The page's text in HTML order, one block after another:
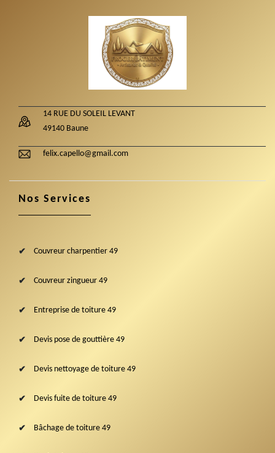
14 RUE DU SOLEIL LEVANT
49140 Baune
felix.capello@gmail.com
Nos Services
Couvreur charpentier 49
Couvreur zingueur 49
Entreprise de toiture 49
Devis pose de gouttière 49
Devis nettoyage de toiture 49
Devis fuite de toiture 49
Bâchage de toiture 49